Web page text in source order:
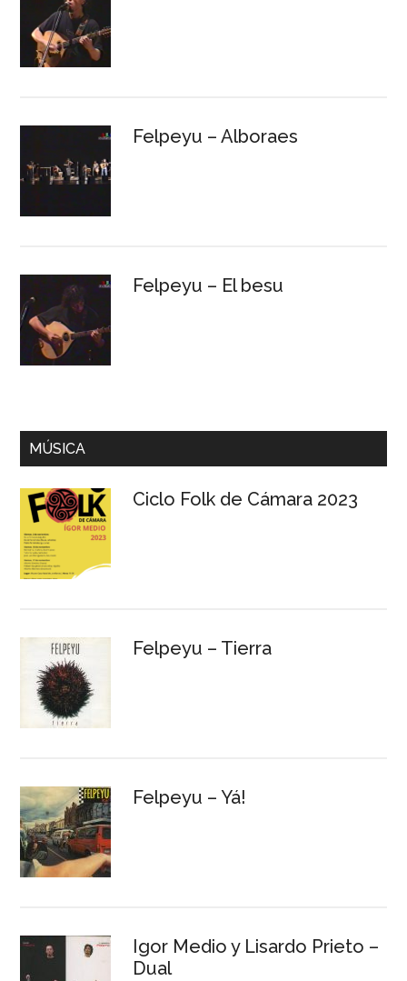
Felpeyu – Alboraes
Felpeyu – El besu
MÚSICA
Ciclo Folk de Cámara 2023
Felpeyu – Tierra
Felpeyu – Yá!
Igor Medio y Lisardo Prieto –
Dual